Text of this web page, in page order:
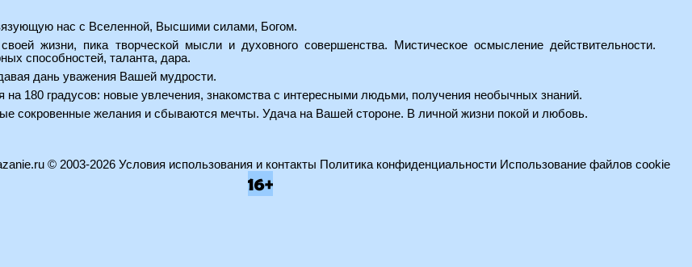
нас с Вселенной, Высшими силами, Богом.
жизни, пика творческой мысли и духовного совершенства. Мистическое осмысление действительности.
способностей, таланта, дара.
дань уважения Вашей мудрости.
на 180 градусов: новые увлечения, знакомства с интересными людьми, получения необычных знаний.
сокровенные желания и сбываются мечты. Удача на Вашей стороне. В личной жизни покой и любовь.
© 2003-2026 Условия использования и контакты Политика конфиденциальности Использование файлов cookie